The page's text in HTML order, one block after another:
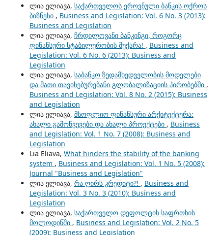
ლია ელიავა, საქართველოს ეროვნული ბანკის ოქროს
ბიზნესი , Business and Legislation: Vol. 6 No. 3 (2013):
Business and Legislation
ლია ელიავა, ჩრდილოვანი ბანკინგი, როგორც
ფინანსური სტაბილურობის მუქარა! , Business and
Legislation: Vol. 6 No. 6 (2013): Business and
Legislation
ლია ელიავა, საბანკო ზედამხედველობის მოდელები
და მათი თავისებურებანი გლობალიზაციის პირობებში ,
Business and Legislation: Vol. 8 No. 2 (2015): Business
and Legislation
ლია ელიავა, მსოფლიო ფინანსური არქიტექტურა:
ახალი გამოწვევები და ახალი პროექტები , Business
and Legislation: Vol. 1 No. 7 (2008): Business and
Legislation
Lia Eliava, What hinders the stability of the banking
system , Business and Legislation: Vol. 1 No. 5 (2008):
Journal "Business and Legislation"
ლია ელიავა, რა ღირს კრედიტი?! , Business and
Legislation: Vol. 3 No. 3 (2010): Business and
Legislation
ლია ელიავა, საქართველო დეფოლტის საფრთხის
მოლოდინში , Business and Legislation: Vol. 2 No. 5
(2009): Business and Legislation